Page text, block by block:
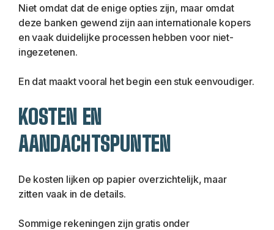
Niet omdat dat de enige opties zijn, maar omdat
deze banken gewend zijn aan internationale kopers
en vaak duidelijke processen hebben voor niet-
ingezetenen.
En dat maakt vooral het begin een stuk eenvoudiger.
KOSTEN EN
AANDACHTSPUNTEN
De kosten lijken op papier overzichtelijk, maar
zitten vaak in de details.
Sommige rekeningen zijn gratis onder